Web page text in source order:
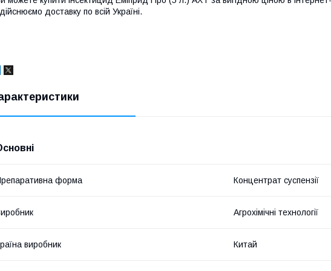
доставку по всій Україні.
форма Концентрат суспензії
Агрохімічні технології
виробник Китай